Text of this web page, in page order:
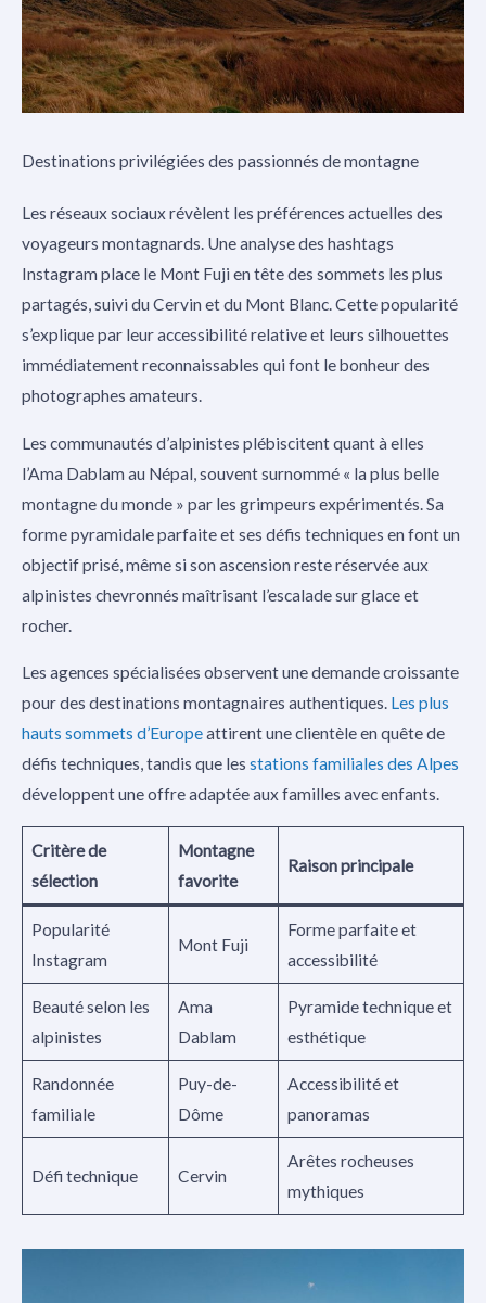
Destinations privilégiées des passionnés de montagne
Les réseaux sociaux révèlent les préférences actuelles des
voyageurs montagnards. Une analyse des hashtags
Instagram place le Mont Fuji en tête des sommets les plus
partagés, suivi du Cervin et du Mont Blanc. Cette popularité
s’explique par leur accessibilité relative et leurs silhouettes
immédiatement reconnaissables qui font le bonheur des
photographes amateurs.
Les communautés d’alpinistes plébiscitent quant à elles
l’Ama Dablam au Népal, souvent surnommé « la plus belle
montagne du monde » par les grimpeurs expérimentés. Sa
forme pyramidale parfaite et ses défis techniques en font un
objectif prisé, même si son ascension reste réservée aux
alpinistes chevronnés maîtrisant l’escalade sur glace et
rocher.
Les agences spécialisées observent une demande croissante
pour des destinations montagnaires authentiques. Les plus
hauts sommets d’Europeattirent une clientèle en quête de
défis techniques, tandis que les stations familiales des Alpes
développent une offre adaptée aux familles avec enfants.
Critère de
sélection
Montagne
favorite
Raison principale
Popularité
Instagram
Mont Fuji
Forme parfaite et
accessibilité
Beauté selon les
alpinistes
Ama
Dablam
Pyramide technique et
esthétique
Randonnée
familiale
Puy-de-
Dôme
Accessibilité et
panoramas
Défi technique Cervin
Arêtes rocheuses
mythiques